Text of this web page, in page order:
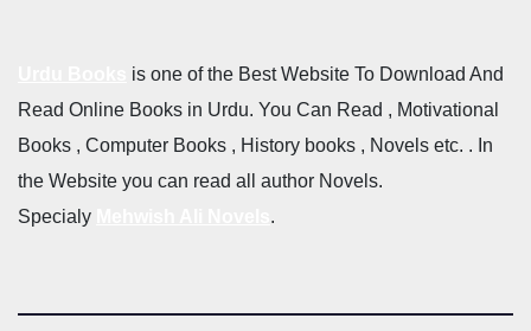
is one of the Best Website To Download And
Read Online Books in Urdu. You Can Read , Motivational
Books , Computer Books , History books , Novels etc. . In
the Website you can read all author Novels.
Specialy
.